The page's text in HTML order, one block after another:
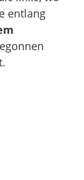
entlang